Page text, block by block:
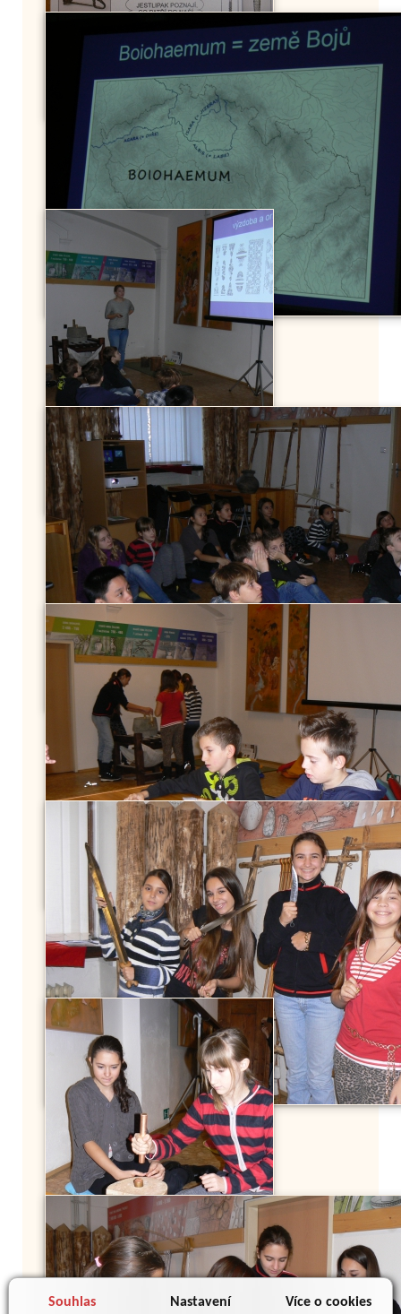
Souhlas Nastavení Více o cookies